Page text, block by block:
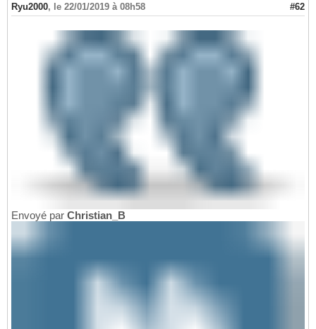
Ryu2000, le 22/01/2019 à 08h58 #62
Envoyé par Christian_B